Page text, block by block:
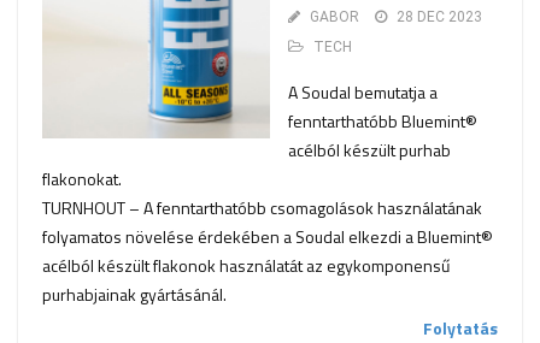
GABOR
28 DEC 2023
TECH
A Soudal bemutatja a
fenntarthatóbb Bluemint®
acélból készült purhab
flakonokat.
TURNHOUT – A fenntarthatóbb csomagolások használatának
folyamatos növelése érdekében a Soudal elkezdi a Bluemint®
acélból készült flakonok használatát az egykomponensű
purhabjainak gyártásánál.
Folytatás